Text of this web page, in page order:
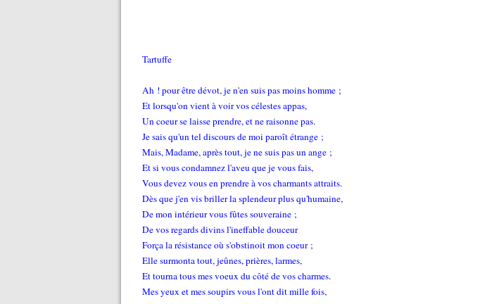
Tartuffe
Ah ! pour être dévot, je n'en suis pas moins homme ;
Et lorsqu'on vient à voir vos célestes appas,
Un coeur se laisse prendre, et ne raisonne pas.
Je sais qu'un tel discours de moi paroît étrange ;
Mais, Madame, après tout, je ne suis pas un ange ;
Et si vous condamnez l'aveu que je vous fais,
Vous devez vous en prendre à vos charmants attraits.
Dès que j'en vis briller la splendeur plus qu'humaine,
De mon intérieur vous fûtes souveraine ;
De vos regards divins l'ineffable douceur
Força la résistance où s'obstinoit mon coeur ;
Elle surmonta tout, jeûnes, prières, larmes,
Et tourna tous mes voeux du côté de vos charmes.
Mes yeux et mes soupirs vous l'ont dit mille fois,